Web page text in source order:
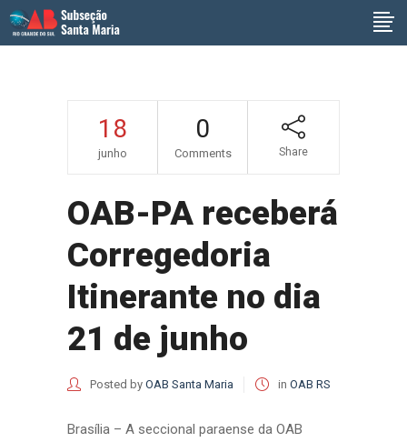
18
junho
0
Comments Share
OAB-PA receberá
Corregedoria
Itinerante no dia
21 de junho
Posted by OAB Santa Maria in OAB RS
Brasília – A seccional paraense da OAB